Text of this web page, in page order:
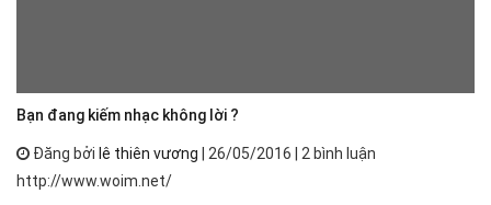
Bạn đang kiếm nhạc không lời ?
Đăng bởi lê thiên vương | 26/05/2016 | 2 bình luận
http://www.woim.net/